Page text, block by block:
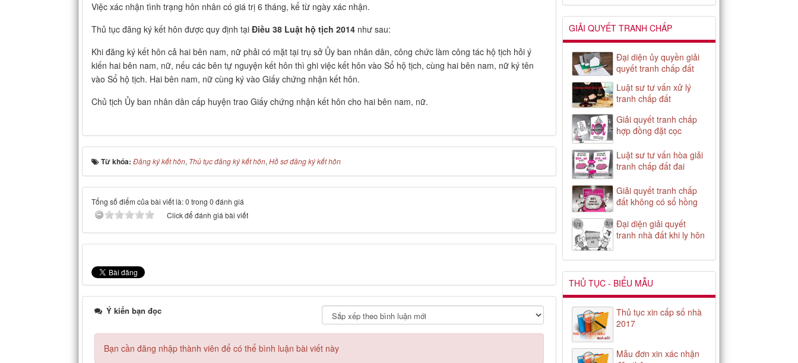
Việc xác nhận tình trạng hôn nhân có giá trị 6 tháng, kể từ ngày xác nhận.
Thủ tục đăng ký kết hôn được quy định tại Điều 38 Luật hộ tịch 2014 như sau:
Khi đăng ký kết hôn cả hai bên nam, nữ phải có mặt tại trụ sở Ủy ban nhân dân, công chức làm công tác hộ tịch hỏi ý
kiến hai bên nam, nữ, nếu các bên tự nguyện kết hôn thì ghi việc kết hôn vào Sổ hộ tịch, cùng hai bên nam, nữ ký tên
vào Sổ hộ tịch. Hai bên nam, nữ cùng ký vào Giấy chứng nhận kết hôn.
Chủ tịch Ủy ban nhân dân cấp huyện trao Giấy chứng nhận kết hôn cho hai bên nam, nữ.
Từ khóa: Đăng ký kết hôn, Thủ tục đăng ký kết hôn, Hồ sơ đăng ký kết hôn
Tổng số điểm của bài viết là: 0 trong 0 đánh giá
Click để đánh giá bài viết
Ý kiến bạn đọc
Bạn cần đăng nhập thành viên để có thể bình luận bài viết này
GIẢI QUYẾT TRANH CHẤP
Đại diện ủy quyền giải
quyết tranh chấp đất
Luật sư tư vấn xử lý
tranh chấp đất
Giải quyết tranh chấp
hợp đồng đặt cọc
Luật sư tư vấn hòa giải
tranh chấp đất đai
Giải quyết tranh chấp
đất không có sổ hồng
Đại diện giải quyết
tranh nhà đất khi ly hôn
THỦ TỤC - BIỂU MẪU
Thủ tục xin cấp số nhà
2017
Mẫu đơn xin xác nhận